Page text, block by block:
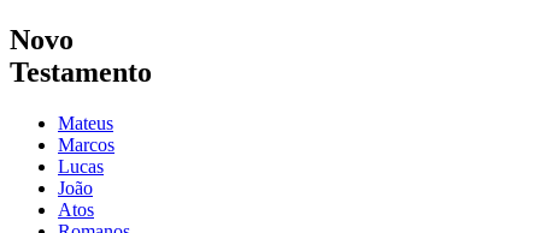
Novo
Testamento
Mateus
Marcos
Lucas
João
Atos